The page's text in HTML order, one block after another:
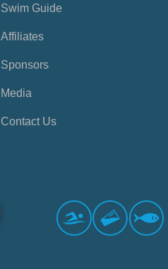
Swim Guide
Affiliates
Sponsors
Media
Contact Us